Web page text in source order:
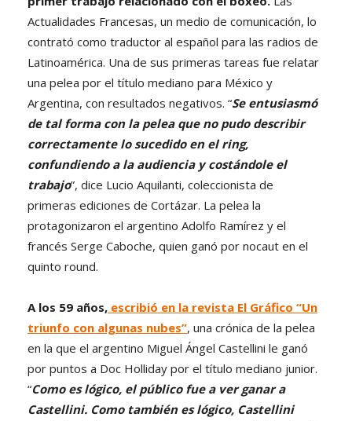
Actualidades Francesas, un medio de comunicación, lo
contrató como traductor al español para las radios de
Latinoamérica. Una de sus primeras tareas fue relatar
una pelea por el título mediano para México y
Argentina, con resultados negativos. “Se entusiasmó
de tal forma con la pelea que no pudo describir
correctamente lo sucedido en el ring,
confundiendo a la audiencia y costándole el
trabajo”, dice Lucio Aquilanti, coleccionista de
primeras ediciones de Cortázar. La pelea la
protagonizaron el argentino Adolfo Ramírez y el
francés Serge Caboche, quien ganó por nocaut en el
quinto round.
A los 59 años, escribió en la revista El Gráfico “Un
triunfo con algunas nubes”, una crónica de la pelea
en la que el argentino Miguel Ángel Castellini le ganó
por puntos a Doc Holliday por el título mediano junior.
“Como es lógico, el público fue a ver ganar a
Castellini. Como también es lógico, Castellini